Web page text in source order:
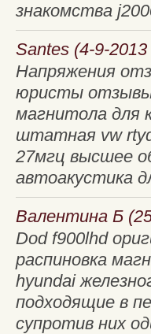
знакомства
Santes (4-9-2013
Напряжения
юристы отзывы
магнитола для
штатная vw
27мгц высшее
автоакустика
Валентина Б
Dod f900lhd
распиновка
hyundai
подходящие в
супротив них